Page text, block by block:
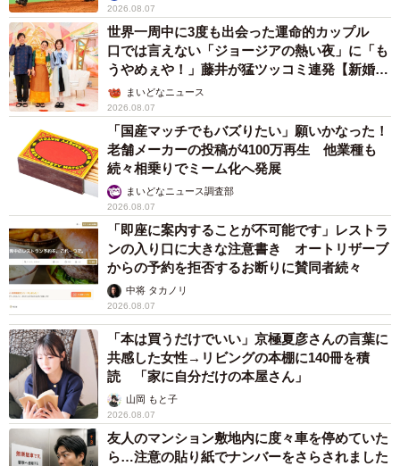
2026.08.07
世界一周中に3度も出会った運命的カップル
口では言えない「ジョージアの熱い夜」に「も
うやめぇや！」藤井が猛ツッコミ連発【新婚さ
ん】まいどなニュース
2026.08.07
「国産マッチでもバズりたい」願いかなった！
老舗メーカーの投稿が4100万再生 他業種も
続々相乗りでミーム化へ発展
まいどなニュース調査部
2026.08.07
「即座に案内することが不可能です」レストラ
ンの入り口に大きな注意書き オートリザーブ
からの予約を拒否するお断りに賛同者続々
中将 タカノリ
2026.08.07
「本は買うだけでいい」京極夏彦さんの言葉に
共感した女性→リビングの本棚に140冊を積
読 「家に自分だけの本屋さん」
山岡 もと子
2026.08.07
友人のマンション敷地内に度々車を停めていた
ら…注意の貼り紙でナンバーをさらされました